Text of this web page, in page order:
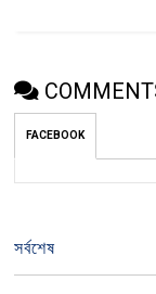
FACEBOOK
সর্বশেষ